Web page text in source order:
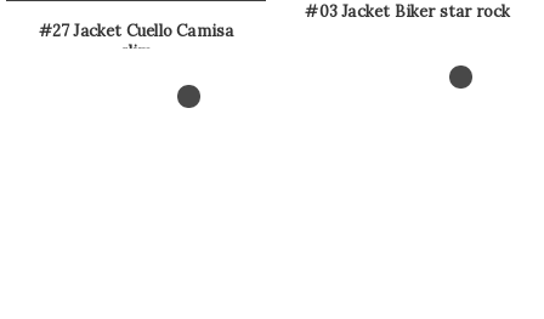
#27 Jacket Cuello Camisa
slim
#03 Jacket Biker star rock